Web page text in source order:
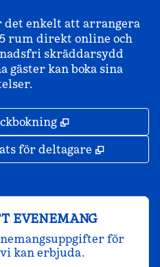
det enkelt att arrangera
rum direkt online och
skräddarsydd
gäster kan boka sina
,
för deltagare ,
EVENEMANG
för
kan erbjuda.